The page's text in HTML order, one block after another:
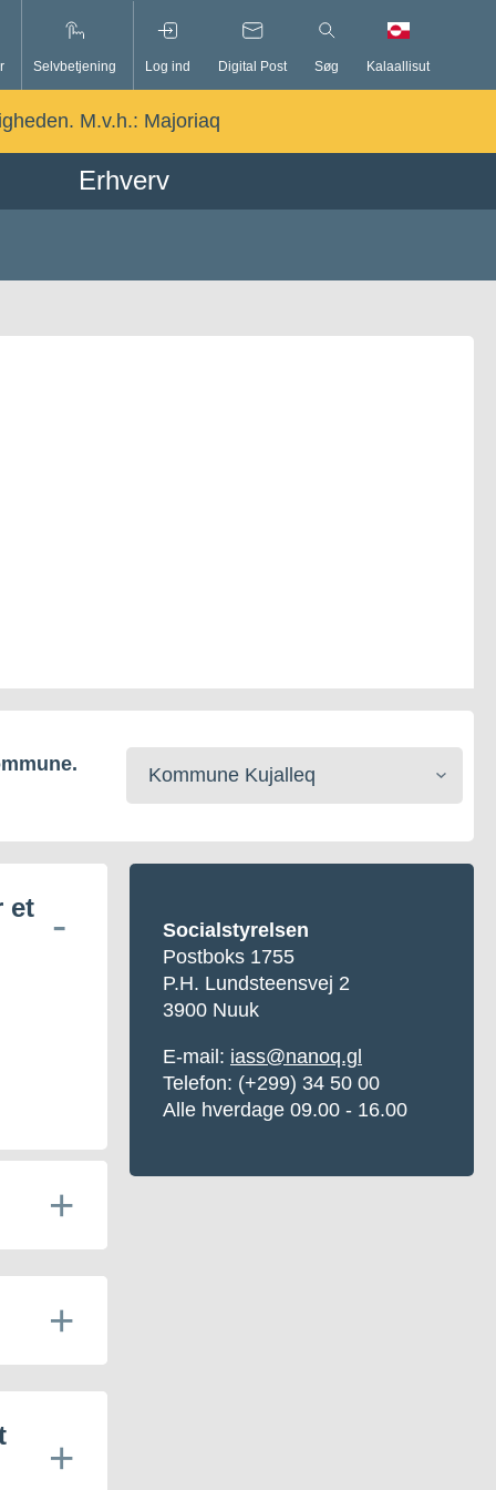
Selvbetjening Log ind Digital Post Søg Kalaallisut
M.v.h.: Majoriaq
Erhverv
kommune
et
Socialstyrelsen
Postboks 1755
P.H. Lundsteensvej 2
3900 Nuuk
E-mail: iass@nanoq.gl
Telefon: (+299) 34 50 00
Alle hverdage 09.00 - 16.00